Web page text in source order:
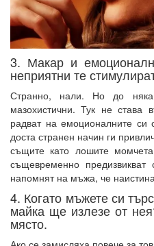
3. Макар и
неприятни те
Странно, нали. Но до
мазохистични. Тук не
радват на емоционалните си
доста странен начин ги
същите като лошите
същевременно
напомнят на мъжа, че
4. Когато мъжете си
майка ще излезе от
място.